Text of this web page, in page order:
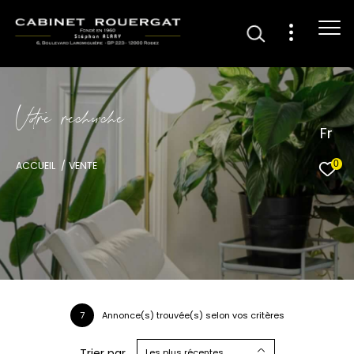
Fr
0
Vore recece
ACCUEIL VENTE
7 Annonce(s) trouvée(s) selon vos critères